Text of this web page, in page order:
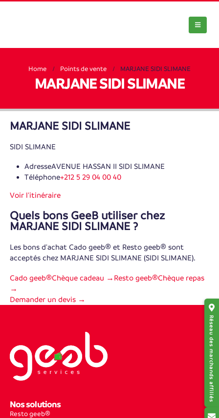
Réseau des marchands affiliés
Home Points de vente MARJANE SIDI SLIMANE
MARJANE SIDI SLIMANE
MARJANE SIDI SLIMANE
SIDI SLIMANE
AdresseAVENUE HASSAN II SIDI SLIMANE
Téléphone+212 5 29 04 00 40
Voir l'itinéraire
Quels bons GeeB utiliser chez
MARJANE SIDI SLIMANE ?
Les bons d'achat Cado geeb® et Resto geeb® sont
acceptés chez MARJANE SIDI SLIMANE (SIDI SLIMANE).
Cado geeb®Chèque cadeau → Resto geeb®Chèque repas
→
Demander un devis →
Nos solutions
Resto geeb®